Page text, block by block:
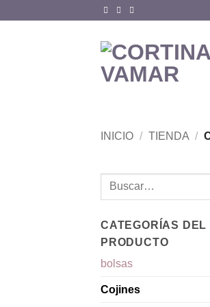
INICIO / TIENDA /
Buscar
CATEGORÍAS DEL
PRODUCTO
bolsas
Cojines